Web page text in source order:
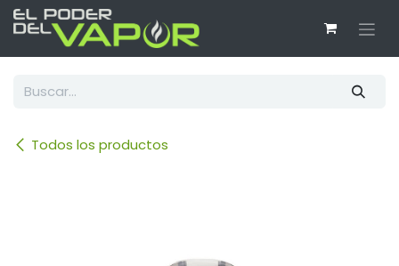
Ir al contenido
Todos los productos